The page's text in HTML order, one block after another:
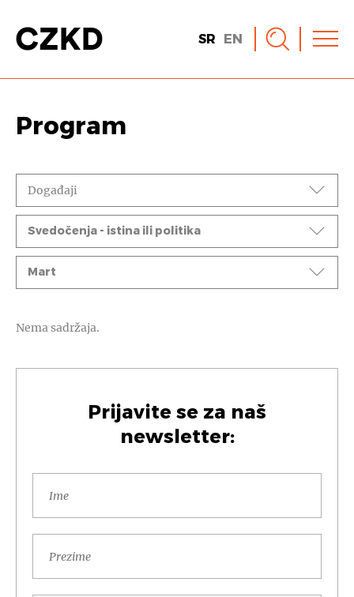
SR EN
Program
Događaji
Ciklusi
Svedočenja - istina ili politika
Mesec
Mart
Nema sadržaja.
Prijavite se za naš
newsletter: